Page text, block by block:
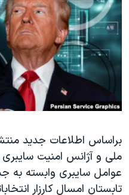
فرهنگ و زندگی
حقوق شهروندی
اقتصادی
علم و فناوری
اسرائیل در جنگ
آرشیو پخش زنده
مستندها
انتخابات ریاست جمهوری آمریکا ۲۰۲۴
حمله جمهوری اسلامی به
رمز مهسا
ورزش زنان در ایران
مجموعه مستندهای دادخواهی
تریبونال مردمی آبان ۹۸
دادگاه حمید نوری
دنبال کنید
زبانهای مختلف
براساس اطلاعات جدید
ملی و آژانس امنیت
عوامل سایبری وابسته به
تابستان امسال کارزار